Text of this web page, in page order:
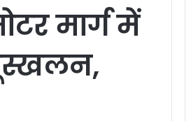
मार्ग में